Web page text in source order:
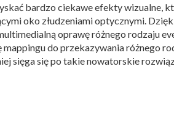
bardzo ciekawe efekty wizualne,
oko złudzeniami optycznymi.
oprawę różnego rodzaju
mappingu do przekazywania różnego
sięga się po takie nowatorskie